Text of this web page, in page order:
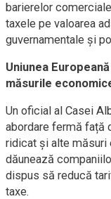
barierelor
taxele pe valoarea
guvernamentale și
Uniunea
măsurile
Un oficial al Casei
abordare fermă față
ridicat și alte măsuri
dăunează
dispus să reducă
taxe.